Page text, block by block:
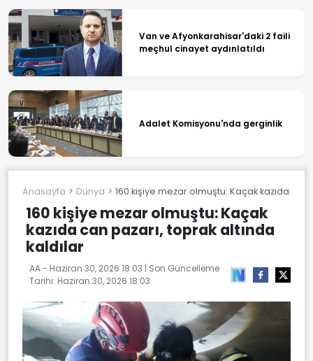
Van ve Afyonkarahisar'daki 2 faili
meçhul cinayet aydınlatıldı
Adalet Komisyonu'nda gerginlik
Anasayfa Dünya 160 kişiye mezar olmuştu: Kaçak kazıda can
160 kişiye mezar olmuştu: Kaçak
kazıda can pazarı, toprak altında
kaldılar
AA - Haziran 30, 2026 18:03 | Son Güncelleme
Tarihi: Haziran 30, 2026 18:03